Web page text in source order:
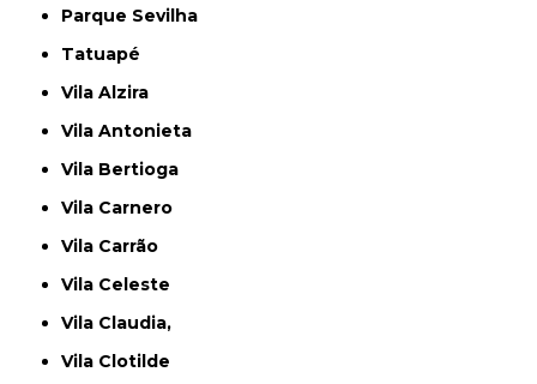
Parque Sevilha
Tatuapé
Vila Alzira
Vila Antonieta
Vila Bertioga
Vila Carnero
Vila Carrão
Vila Celeste
Vila Claudia,
Vila Clotilde